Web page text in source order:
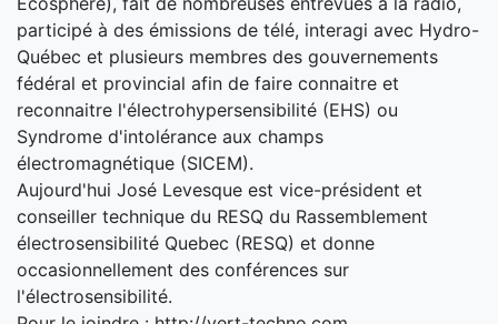
participé à des émissions de télé, interagi avec Hydro-
Québec et plusieurs membres des gouvernements
fédéral et provincial afin de faire connaitre et
reconnaitre l'électrohypersensibilité (EHS) ou
Syndrome d'intolérance aux champs
électromagnétique (SICEM).
Aujourd'hui José Levesque est vice-président et
conseiller technique du RESQ du Rassemblement
électrosensibilité Quebec (RESQ) et donne
occasionnellement des conférences sur
l'électrosensibilité.